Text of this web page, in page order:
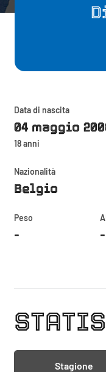
Data di nascita
04 maggio
18 anni
Nazionalità
Belgio
Peso
- -
Stagione